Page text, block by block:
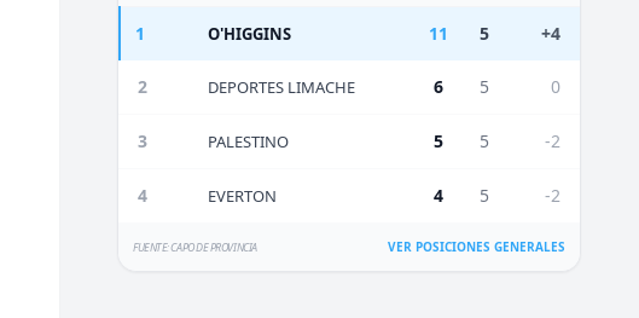
1 O'HIGGINS 11 5 +4
2 DEPORTES LIMACHE 6 5 0
3 PALESTINO 5 5 -2
4 EVERTON 4 5 -2
FUENTE: CAPO DE PROVINCIA VER POSICIONES GENERALES